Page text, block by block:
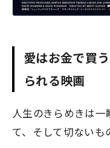
愛はお金で買
られる映画
人生のきらめきは一
て、そして切ないも